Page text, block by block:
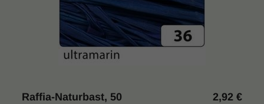
Raffia-Naturbast, 50
2,92 €